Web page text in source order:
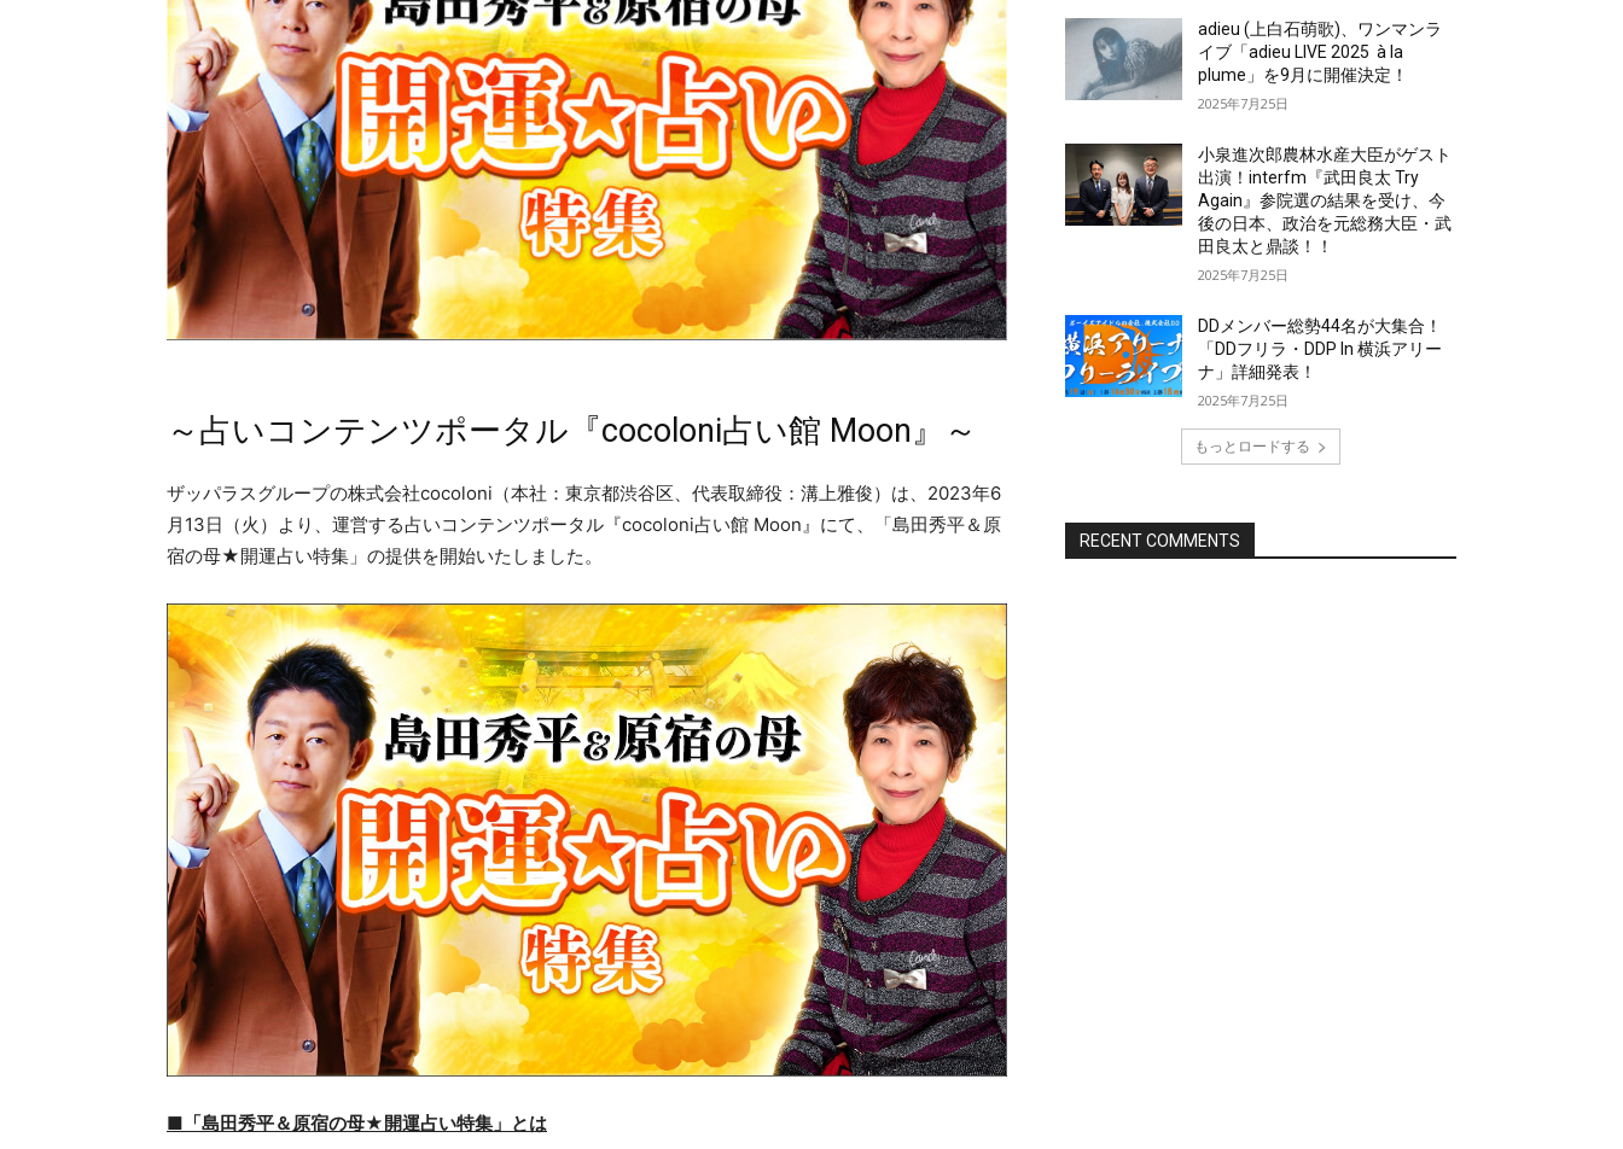
～占いコンテンツポータル『cocoloni占い館 Moon』～
ザッパラスグループの株式会社cocoloni（本社：東京都渋谷区、代表取締役：溝上雅俊）は、2023年6
月13日（火）より、運営する占いコンテンツポータル『cocoloni占い館 Moon』にて、「島田秀平＆原
宿の母★開運占い特集」の提供を開始いたしました。
■「島田秀平＆原宿の母★開運占い特集」とは
adieu (上白石萌歌)、ワンマンラ
イブ「adieu LIVE 2025 à la
plume」を9月に開催決定！
2025年7月25日
小泉進次郎農林水産大臣がゲスト
出演！interfm『武田良太 Try
Again』参院選の結果を受け、今
後の日本、政治を元総務大臣・武
田良太と鼎談！！
2025年7月25日
DDメンバー総勢44名が大集合！
「DDフリラ・DDP In 横浜アリー
ナ」詳細発表！
2025年7月25日
もっとロードする
RECENT COMMENTS